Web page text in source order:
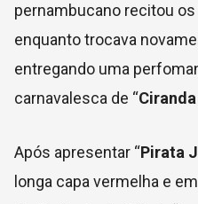
pernambucano recitou os
enquanto trocava
entregando uma
carnavalesca de “
Após apresentar “Pirata
longa capa vermelha e